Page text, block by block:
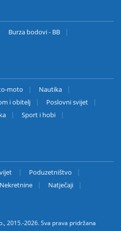
Burza bodovi - BB
moto
Nautika
i obitelj
Poslovni svijet
Sport i hobi
Poduzetništvo
Nekretnine
Natječaji
2015.-2026. Sva prava pridržana